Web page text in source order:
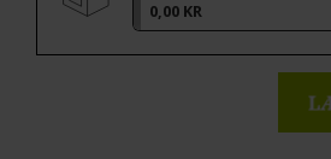
0,00 KR